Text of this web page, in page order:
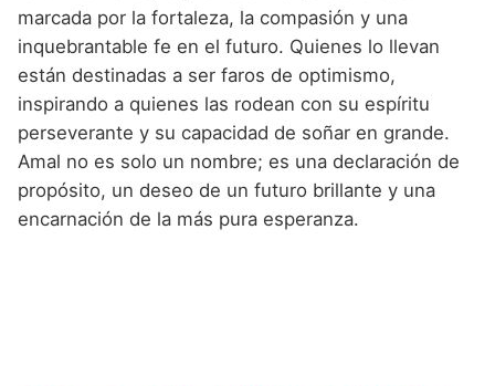
marcada por la fortaleza, la compasión y una
inquebrantable fe en el futuro. Quienes lo llevan
están destinadas a ser faros de optimismo,
inspirando a quienes las rodean con su espíritu
perseverante y su capacidad de soñar en grande.
Amal no es solo un nombre; es una declaración de
propósito, un deseo de un futuro brillante y una
encarnación de la más pura esperanza.